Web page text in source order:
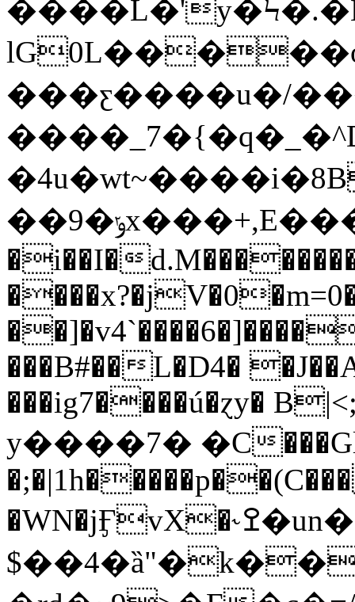
���ƹ����u�/
��9�ݸx���+,E���^'�I�yo녧ɫ�m}
�i��I�
���B#��L�D4�
���ig7����ú�ɀy�
у����7� �C
�WN�jӺvX�˞ߐ�un��n(s�Ȳ���Az������\v�z�dj]�v���bIj�U�ңt2���$��n�8��;U���: